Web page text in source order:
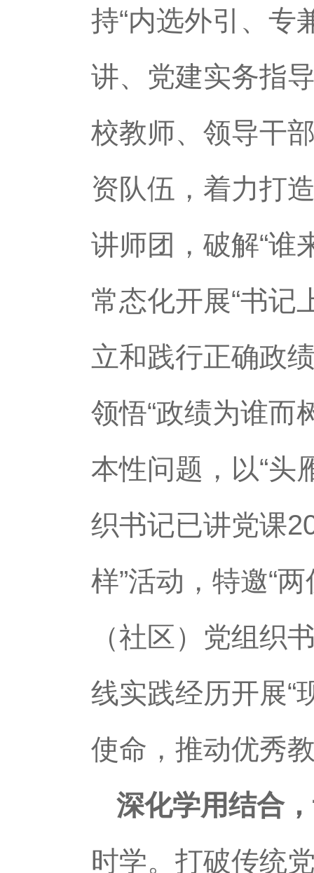
持“内选外引、专
讲、党建实务指
校教师、领导干
资队伍，着力打
讲师团，破解“谁
常态化开展“书记
立和践行正确政
领悟“政绩为谁而
本性问题，以“头
织书记已讲党课
样”活动，特邀“
（社区）党组织
线实践经历开展“
使命，推动优秀
深化学用结合
时学。打破传统